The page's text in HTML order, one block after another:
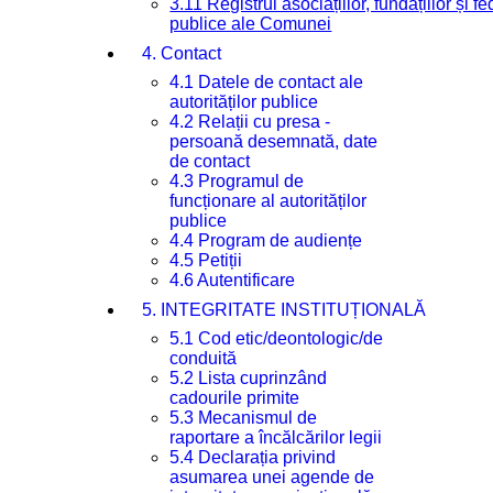
3.11 Registrul asociațiilor, fundațiilor și
publice ale Comunei
4. Contact
4.1 Datele de contact ale
autorităților publice
4.2 Relații cu presa -
persoană desemnată, date
de contact
4.3 Programul de
funcționare al autorităților
publice
4.4 Program de audiențe
4.5 Petiții
4.6 Autentificare
5. INTEGRITATE INSTITUȚIONALĂ
5.1 Cod etic/deontologic/de
conduită
5.2 Lista cuprinzând
cadourile primite
5.3 Mecanismul de
raportare a încălcărilor legii
5.4 Declarația privind
asumarea unei agende de